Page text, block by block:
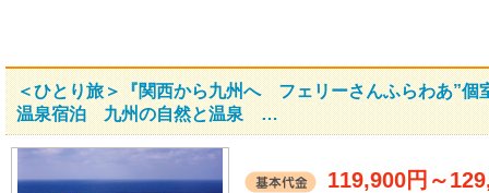
＜ひとり旅＞『関西から九州へ フェリーさんふらわあ”
温泉宿泊 九州の自然と温泉 …
119,900円 ～